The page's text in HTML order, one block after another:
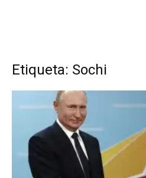
Etiqueta: Sochi